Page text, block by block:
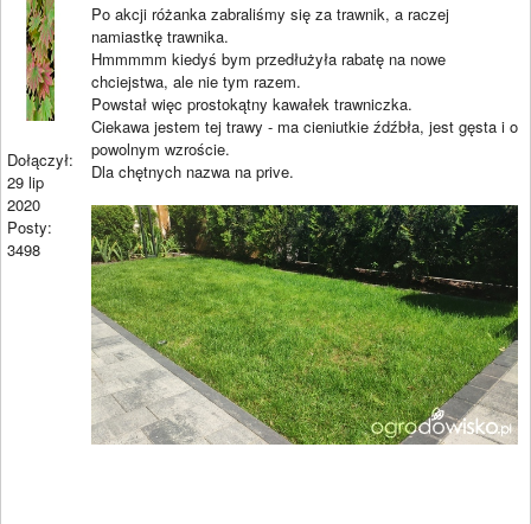
Dołączył:
29 lip
2020
Posty:
3498
Po akcji różanka zabraliśmy się za trawnik, a raczej
namiastkę trawnika.
Hmmmmm kiedyś bym przedłużyła rabatę na nowe
chciejstwa, ale nie tym razem.
Powstał więc prostokątny kawałek trawniczka.
Ciekawa jestem tej trawy - ma cieniutkie źdźbła, jest gęsta i o
powolnym wzroście.
Dla chętnych nazwa na prive.